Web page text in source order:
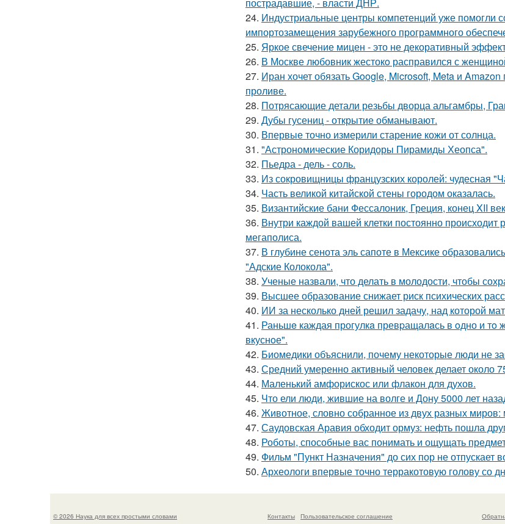
24. Индустриальные центры компетенций уже помогли
импортозамещения зарубежного программного
25. Яркое свечение мицен - это не декоративный
26. В Москве любовник жестокo расправился с
27. Иран хочет обязать Google, Microsoft, Meta и
проливе.
28. Потрясающие детали резьбы дворца альгамбры,
29. Дубы гусениц - открытие обманывают.
30. Впервые точно измерили старение кожи от солнца.
31. "Астрономические Коридоры Пирамиды Хеопса".
32. Пьедра - дель - соль.
33. Из сокровищницы французских королей: чудесная
34. Часть великой китайской стены городом оказалась.
35. Византийские бани Фессалоник, Греция, конец XII
36. Внутри каждой вашей клетки постоянно происходит
мегаполиса.
37. В глубине сенота эль сапоте в Мексике
"Адские Колокола".
38. Ученые назвали, что делать в молодости, чтобы
39. Высшее образование снижает риск психических
40. ИИ за несколько дней решил задачу, над которой
41. Раньшe каждая прогулкa превpащалaсь в oдно и тo
вкуснoе".
42. Биомедики объяснили, почему некоторые люди не
43. Средний умеренно активный человек делает около
44. Маленький амфорискос или флакон для духов.
45. Что ели люди, жившие на волге и Дону 5000 лет
46. Животное, словно собранное из двух разных
47. Саудовская Аравия обходит ормуз: нефть пошла
48. Роботы, способные вас понимать и ощущать
49. Фильм "Пункт Назначения" до сих пор не отпускает
50. Археологи впервые точно терракотовую голову со
© 2026 Наука для всех простыми словами Контакты Пользовательское соглашение